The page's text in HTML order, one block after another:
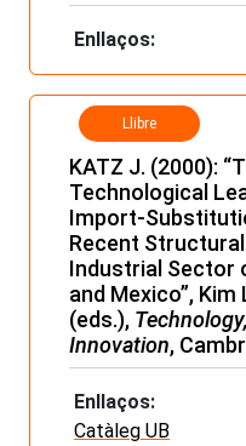
Enllaços:
Llibre
KATZ J. (2000):
Technological
Import-
Recent
Industrial Sector
and Mexico”, Kim
(eds.),
Innovation,
Enllaços:
Catàleg UB